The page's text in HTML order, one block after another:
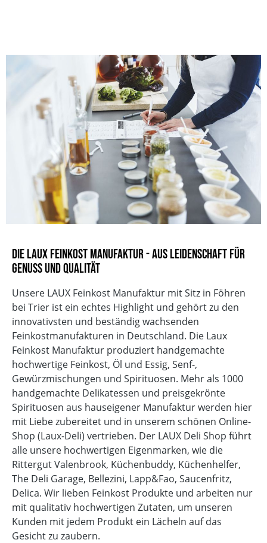
Die LAUX Feinkost Manufaktur - Aus Leidenschaft für
Genuss und Qualität
Unsere LAUX Feinkost Manufaktur mit Sitz in Föhren
bei Trier ist ein echtes Highlight und gehört zu den
innovativsten und beständig wachsenden
Feinkostmanufakturen in Deutschland. Die Laux
Feinkost Manufaktur produziert handgemachte
hochwertige Feinkost, Öl und Essig, Senf-,
Gewürzmischungen und Spirituosen. Mehr als 1000
handgemachte Delikatessen und preisgekrönte
Spirituosen aus hauseigener Manufaktur werden hier
mit Liebe zubereitet und in unserem schönen Online-
Shop (Laux-Deli) vertrieben. Der LAUX Deli Shop führt
alle unsere hochwertigen Eigenmarken, wie die
Rittergut Valenbrook, Küchenbuddy, Küchenhelfer,
The Deli Garage, Bellezini, Lapp&Fao, Saucenfritz,
Delica. Wir lieben Feinkost Produkte und arbeiten nur
mit qualitativ hochwertigen Zutaten, um unseren
Kunden mit jedem Produkt ein Lächeln auf das
Gesicht zu zaubern.